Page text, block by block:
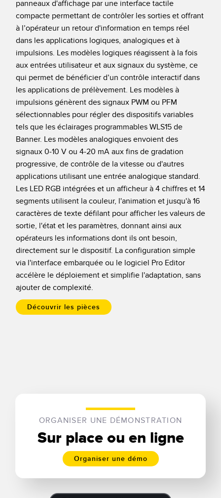
Capteurs d’aide au choix
Capteurs de température
Capteurs de surveillance des conditions
Capteurs de surveillance des conditions sans fil
Capteurs de vibrations
ACCESSORIES
Convertisseurs
Câbles
LOGICIELS
Banner Measurement Sensor Software
Logiciels avec interface utilisateur graphique pour capteurs
TECHNOLOGY
Capteurs avec IO-Link
Télésurveillance
LIENS CONNEXES
Washdown
IO-Link
panneaux d'affichage par une interface tactile
compacte permettant de contrôler les sorties et offrant
à l’opérateur un retour d'information en temps réel
dans les applications logiques, analogiques et à
impulsions. Les modèles logiques réagissent à la fois
aux entrées utilisateur et aux signaux du système, ce
qui permet de bénéficier d’un contrôle interactif dans
les applications de prélèvement. Les modèles à
impulsions génèrent des signaux PWM ou PFM
sélectionnables pour régler des dispositifs variables
tels que les éclairages programmables WLS15 de
Banner. Les modèles analogiques envoient des
signaux 0-10 V ou 4-20 mA aux fins de gradation
progressive, de contrôle de la vitesse ou d'autres
applications utilisant une entrée analogique standard.
Les LED RGB intégrées et un afficheur à 4 chiffres et 14
segments utilisent la couleur, l'animation et jusqu'à 16
caractères de texte défilant pour afficher les valeurs de
sortie, l'état et les paramètres, donnant ainsi aux
opérateurs les informations dont ils ont besoin,
directement sur le dispositif. La configuration simple
via l'interface embarquée ou le logiciel Pro Editor
accélère le déploiement et simplifie l'adaptation, sans
ajouter de complexité.
Découvrir les pièces
ORGANISER UNE DÉMONSTRATION
Sur place ou en ligne
Organiser une démo